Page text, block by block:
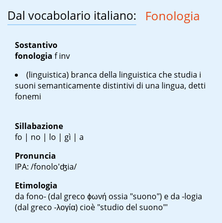
Dal vocabolario italiano: Fonologia
Sostantivo
fonologia f inv
(linguistica) branca della linguistica che studia i
suoni semanticamente distintivi di una lingua, detti
fonemi
Sillabazione
fo | no | lo | gì | a
Pronuncia
IPA: /fonolo'ʤia/
Etimologia
da fono- (dal greco ϕωνή ossia "suono") e da -logia
(dal greco -λογία) cioè "studio del suono"'